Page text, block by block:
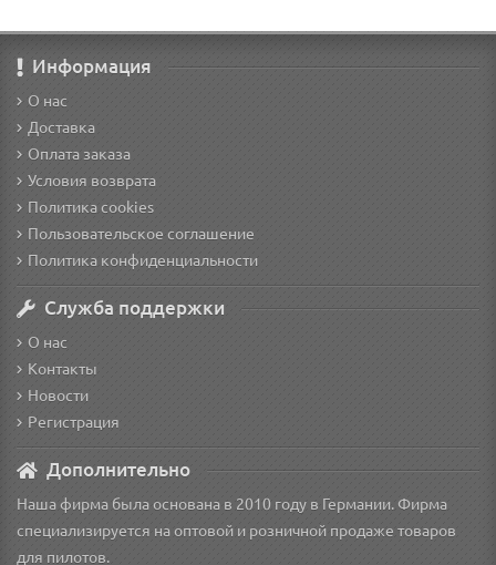
Информация
О нас
Доставка
Оплата заказа
Условия возврата
Политика cookies
Пользовательское соглашение
Политика конфиденциальности
Служба поддержки
О нас
Контакты
Новости
Регистрация
Дополнительно
Наша фирма была основана в 2010 году в Германии. Фирма
специализируется на оптовой и розничной продаже товаров
для пилотов.